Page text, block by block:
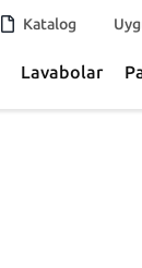
Katalog
Lavabolar